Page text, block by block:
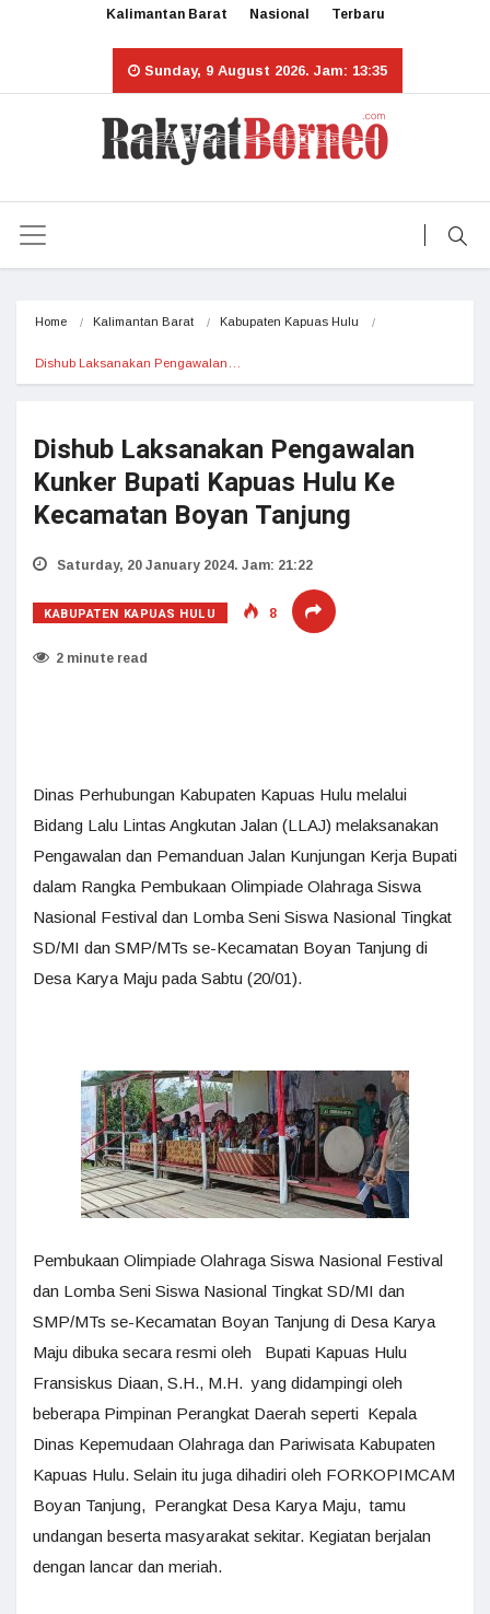
Kalimantan Barat Nasional Terbaru
Sunday, 9 August 2026. Jam: 13:35
Home Kalimantan Barat Kabupaten Kapuas Hulu
Dishub Laksanakan Pengawalan…
Dishub Laksanakan Pengawalan
Kunker Bupati Kapuas Hulu Ke
Kecamatan Boyan Tanjung
Saturday, 20 January 2024. Jam: 21:22
KABUPATEN KAPUAS HULU 8
2 minute read
Dinas Perhubungan Kabupaten Kapuas Hulu melalui
Bidang Lalu Lintas Angkutan Jalan (LLAJ) melaksanakan
Pengawalan dan Pemanduan Jalan Kunjungan Kerja Bupati
dalam Rangka Pembukaan Olimpiade Olahraga Siswa
Nasional Festival dan Lomba Seni Siswa Nasional Tingkat
SD/MI dan SMP/MTs se-Kecamatan Boyan Tanjung di
Desa Karya Maju pada Sabtu (20/01).
Pembukaan Olimpiade Olahraga Siswa Nasional Festival
dan Lomba Seni Siswa Nasional Tingkat SD/MI dan
SMP/MTs se-Kecamatan Boyan Tanjung di Desa Karya
Maju dibuka secara resmi oleh Bupati Kapuas Hulu
Fransiskus Diaan, S.H., M.H. yang didampingi oleh
beberapa Pimpinan Perangkat Daerah seperti Kepala
Dinas Kepemudaan Olahraga dan Pariwisata Kabupaten
Kapuas Hulu. Selain itu juga dihadiri oleh FORKOPIMCAM
Boyan Tanjung, Perangkat Desa Karya Maju, tamu
undangan beserta masyarakat sekitar. Kegiatan berjalan
dengan lancar dan meriah.